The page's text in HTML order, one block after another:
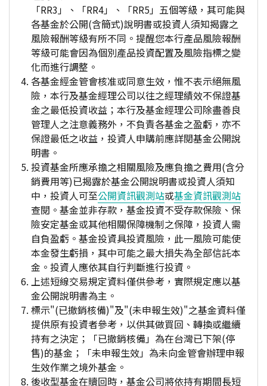
「RR3」、「RR4」、「RR5」五個等級，其可能與
各基金於公開(含簡式)說明書或投資人須知揭露之
風險報酬等級有所不同。提醒您本行產品風險報酬
等級可能會因為個別產品投資配置及風險指標之變
化而進行調整。
各基金經金管會核准或同意生效，惟不表示絕無風
險，本行及基金經理公司以往之經理績效不保證基
金之最低投資收益；本行及基金經理公司除盡善良
管理人之注意義務外，不負責各基金之盈虧，亦不
保證最低之收益，投資人申購前應詳閱基金公開說
明書。
投資基金所應承擔之相關風險及應負擔之費用(含分
銷費用等)已揭露於基金公開說明書或投資人須知
中，投資人可至公開資訊觀測站或基金資訊觀測站
查閱。基金並非存款，基金投資不受存款保險、保
險安定基金或其他相關保障機制之保障，投資人需
自負盈虧。基金投資具投資風險，此一風險可能使
本金發生虧損，其中可能之最大損失為全部信託本
金。投資人應依其自行判斷進行投資。
上述短線交易規定資料僅供參考，實際規定應以基
金公開說明書為主。
標示"(已撤銷核備)"及"(未申報生效)"之基金資料僅
提供原有投資者參考，以供其做買回、轉換或繼續
持有之決定；「已撤銷核備」為在台灣已下架(停
售)的基金；「未申報生效」為未向金管會辦理申報
生效作業之境外基金。
後收型基金在贖回時，基金公司將依持有期間長短